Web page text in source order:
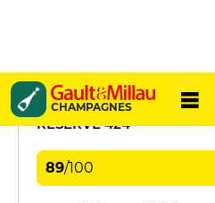
CHAMPAGNES
Beurton & Fils
RÉSERVE 424
89/100